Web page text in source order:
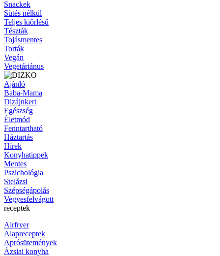
Snackek
Sütés nélkül
Teljes kiőrlésű
Tészták
Tojásmentes
Torták
Vegán
Vegetáriánus
Ajánló
Baba-Mama
Dizájnkert
Egészség
Életmód
Fenntartható
Háztartás
Hírek
Konyhatippek
Mentes
Pszichológia
Stelázsi
Szépségápolás
Vegyesfelvágott
receptek
Airfryer
Alapreceptek
Aprósütemények
Ázsiai konyha